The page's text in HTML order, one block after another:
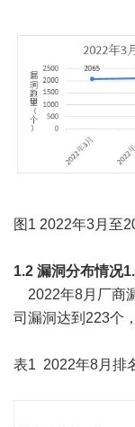
图1 2022年3月至
1.2 漏洞分布情况
2022年8月厂商
司漏洞达到223个
表1 2022年8月排